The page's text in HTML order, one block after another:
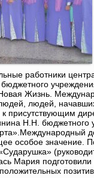
работники
Новая Жизнь.
людей,
присутствующим
Н.Н. бюджетного
особое значение.
подготовили